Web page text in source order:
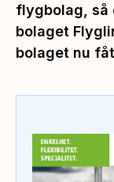
flygbolag, så
bolaget
bolaget nu